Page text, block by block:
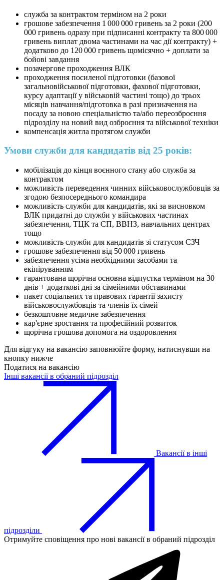
служба за контрактом терміном на 2 роки
грошове забезпечення 1 000 000 гривень за 2 роки (200
000 гривень одразу при підписанні контракту та 800 000
гривень виплат двома частинами на час дії контракту) +
додатково до 120 000 гривень щомісячно + доплати за
бойові завдання
позачергове проходження ВЛК
проходження посиленої підготовки (базової
загальновійськової підготовки, фахової підготовки,
курсу адаптації у військовій частині тощо) до трьох
місяців навчання/підготовка в разі призначення на
посаду за новою спеціальністю та/або переозброєння
підрозділу на новий вид озброєння та військової техніки
компенсація житла протягом служби
Умови служби для кандидатів від 25 років:
мобілізація до кінця воєнного стану або служба за
контрактом
можливість переведення чинних військовослужбовців за
згодою безпосереднього командира
можливість служби для кандидатів, які за висновком
ВЛК придатні до служби у військових частинах
забезпечення, ТЦК та СП, ВВНЗ, навчальних центрах
тощо
можливість служби для кандидатів зі статусом СЗЧ
грошове забезпечення від 50 000 гривень
забезпечення усіма необхідними засобами та
екіпіруванням
гарантована щорічна основна відпустка терміном на 30
днів + додаткові дні за сімейними обставинами
пакет соціальних та правових гарантії захисту
військовослужбовців та членів їх сімей
безкоштовне медичне забезпечення
кар'єрне зростання та професійний розвиток
щорічна грошова допомога на оздоровлення
Для відгуку на вакансію заповнюйте форму, натиснувши на
кнопку нижче
Податися на вакансію
Інші вакансії в обраний підрозділ
Вакансії в інші
підрозділи
Отримуйте сповіщення про нові вакансії в обраний підрозділ